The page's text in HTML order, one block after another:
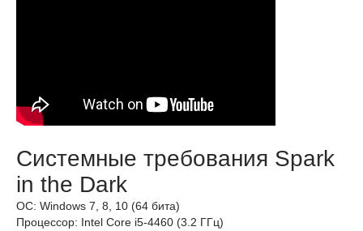
Системные требования Spark
in the Dark
ОС: Windows 7, 8, 10 (64 бита)
Процессор: Intel Core i5-4460 (3.2 ГГц)